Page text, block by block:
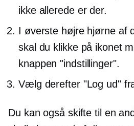
ikke allerede er der.
I øverste højre hjørne af
skal du klikke på ikonet
knappen "indstillinger".
Vælg derefter "Log ud"
Du kan også skifte til en